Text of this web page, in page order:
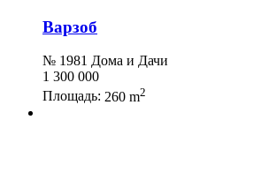
Варзоб
№ 1981 Дома и Дачи
1 300 000
Площадь: 260 m2